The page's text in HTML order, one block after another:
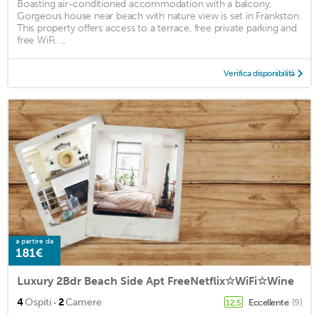
Boasting air-conditioned accommodation with a balcony,
Gorgeous house near beach with nature view is set in Frankston.
This property offers access to a terrace, free private parking and
free WiFi. ...
Verifica disponibilità
a partire da
181€
Luxury 2Bdr Beach Side Apt FreeNetflix☆WiFi☆Wine
4Ospiti · 2Camere 12,5 Eccellente (9)